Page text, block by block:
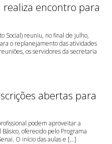
realiza encontro para
Social) reuniu, no final de julho,
o replanejamento das atividades
os servidores da secretaria
abertas para
podem aproveitar a
oferecido pelo Programa
O início das aulas e [...]